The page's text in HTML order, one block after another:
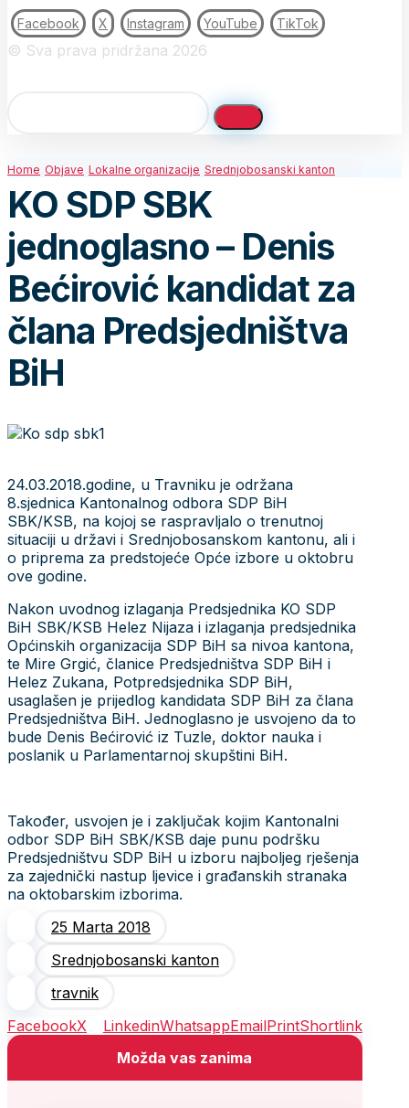
Facebook X Instagram YouTube TikTok
© Sva prava pridržana 2026
Home Objave Lokalne organizacije Srednjobosanski kanton
KO SDP SBK
jednoglasno – Denis
Bećirović kandidat za
člana Predsjedništva
BiH
24.03.2018.godine, u Travniku je održana
8.sjednica Kantonalnog odbora SDP BiH
SBK/KSB, na kojoj se raspravljalo o trenutnoj
situaciji u državi i Srednjobosanskom kantonu, ali i
o priprema za predstojeće Opće izbore u oktobru
ove godine.
Nakon uvodnog izlaganja Predsjednika KO SDP
BiH SBK/KSB Helez Nijaza i izlaganja predsjednika
Općinskih organizacija SDP BiH sa nivoa kantona,
te Mire Grgić, članice Predsjedništva SDP BiH i
Helez Zukana, Potpredsjednika SDP BiH,
usaglašen je prijedlog kandidata SDP BiH za člana
Predsjedništva BiH. Jednoglasno je usvojeno da to
bude Denis Bećirović iz Tuzle, doktor nauka i
poslanik u Parlamentarnoj skupštini BiH.
Također, usvojen je i zaključak kojim Kantonalni
odbor SDP BiH SBK/KSB daje punu podršku
Predsjedništvu SDP BiH u izboru najboljeg rješenja
za zajednički nastup ljevice i građanskih stranaka
na oktobarskim izborima.
25 Marta 2018
Srednjobosanski kanton
travnik
FacebookX LinkedinWhatsappEmailPrintShortlink
Možda vas zanima